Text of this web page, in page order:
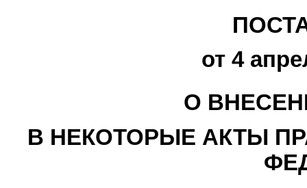
от 4
О
В НЕКОТОРЫЕ АКТЫ